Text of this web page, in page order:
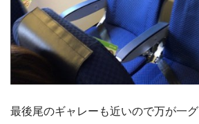
最後尾のギャレーも近いので万が一